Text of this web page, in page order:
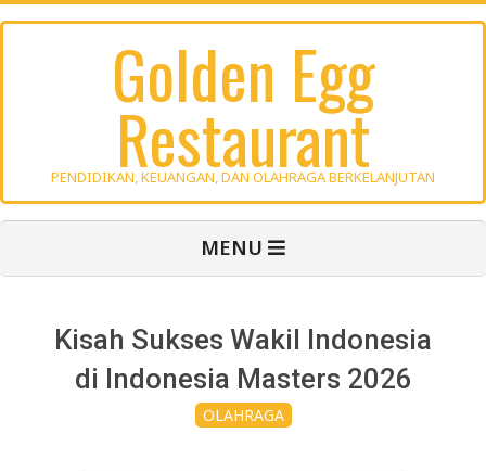
Skip
Golden Egg
Restaurant
PENDIDIKAN, KEUANGAN, DAN OLAHRAGA BERKELANJUTAN
MENU
Kisah Sukses Wakil Indonesia
di Indonesia Masters 2026
OLAHRAGA